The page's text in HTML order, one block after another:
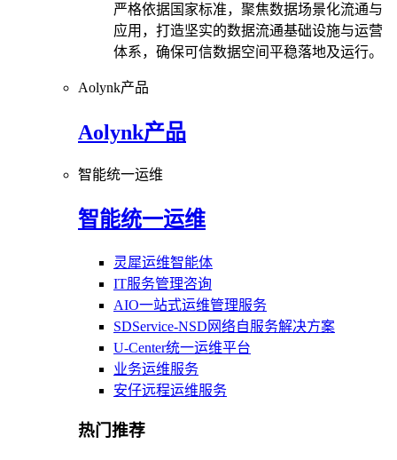
严格依据国家标准，聚焦数据场景化流通与
应用，打造坚实的数据流通基础设施与运营
体系，确保可信数据空间平稳落地及运行。
Aolynk产品
Aolynk产品
智能统一运维
智能统一运维
灵犀运维智能体
IT服务管理咨询
AIO一站式运维管理服务
SDService-NSD网络自服务解决方案
U-Center统一运维平台
业务运维服务
安仔远程运维服务
热门推荐